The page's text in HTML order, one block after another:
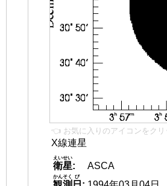
👈 お気に入りのアイコンをクリ
X線連星
衛星
えいせい
:
ASCA
かんそく び